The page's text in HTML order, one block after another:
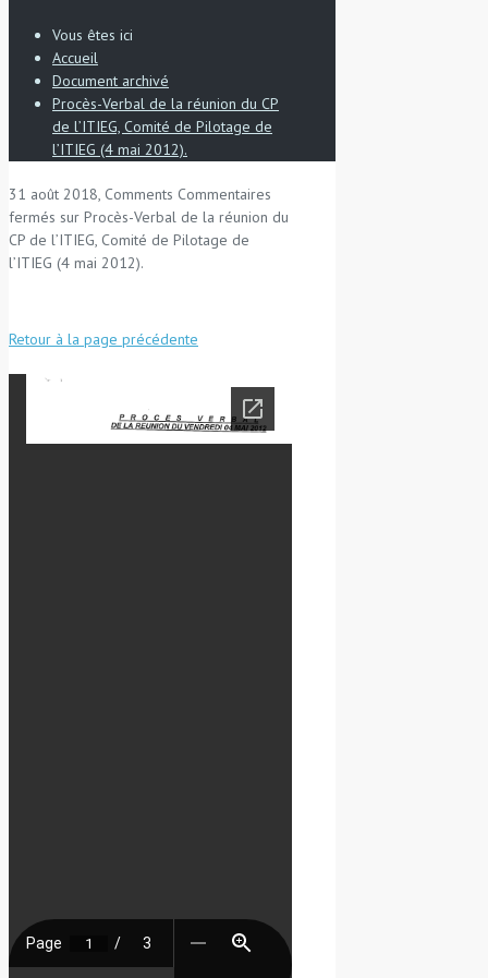
Vous êtes ici
Accueil
Document archivé
Procès-Verbal de la réunion du CP
de l’ITIEG, Comité de Pilotage de
l’ITIEG (4 mai 2012).
31 août 2018, Comments Commentaires
fermés sur Procès-Verbal de la réunion du
CP de l’ITIEG, Comité de Pilotage de
l’ITIEG (4 mai 2012).
Retour à la page précédente